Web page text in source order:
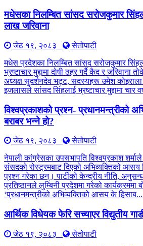
मधेसका निलम्बित सांसद सरोजकुमार
लाख जरिवाना
जेठ १९, २०८३
सेतोपाटी
मधेस प्रदेशका निलम्बित सांसद सरोजकुमार
भ्रष्टाचार मुद्दामा दोषी ठहर गर्दै कैद र
अध्यक्ष सुदर्शनदेव भट्ट, सदस्यहरू उमेश कोइराला
इजलासले सांसद सिंहलाई भ्रष्टाचार मुद्दामा चार
विश्वप्रकाशको प्रश्न- प्रधानमन्त्रीको
बराबर भन्ने हो?
जेठ १९, २०८३
सेतोपाटी
नेपाली कांग्रेसका उपसभापति विश्वप्रकाश
संसदको रोस्ट्रमबाट दिएको अभिव्यक्तिको आसय
प्रश्न गरेका छन्। पार्टीको केन्द्रीय नीति,
प्रतिष्ठानले लुम्बिनी प्रदेशमा गरेको कार्यक्रममा
‘प्रधानमन्त्रीको अभिव्यक्तिको आसय के हिसाब...
आर्थिक विधेयक फेरि सच्याएर विद्युतीय
जेठ १९, २०८३
सेतोपाटी